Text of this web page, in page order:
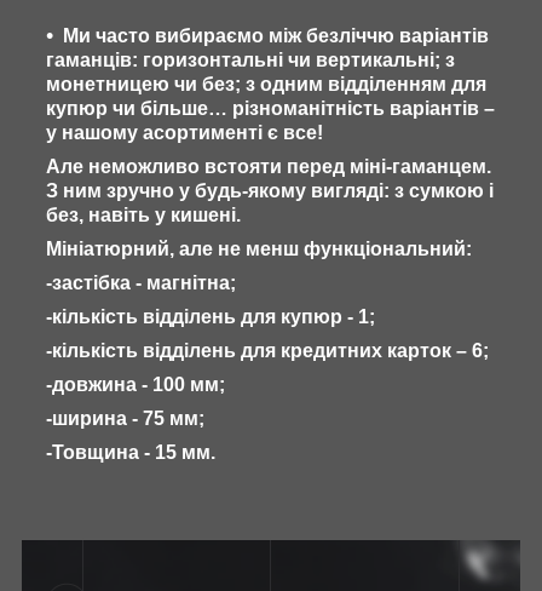
Ми часто вибираємо між безліччю варіантів
гаманців: горизонтальні чи вертикальні; з
монетницею чи без; з одним відділенням для
купюр чи більше… різноманітність варіантів –
у нашому асортименті є все!
Але неможливо встояти перед міні-гаманцем.
З ним зручно у будь-якому вигляді: з сумкою і
без, навіть у кишені.
Мініатюрний, але не менш функціональний:
-застібка - магнітна;
-кількість відділень для купюр - 1;
-кількість відділень для кредитних карток – 6;
-довжина - 100 мм;
-ширина - 75 мм;
-Товщина - 15 мм.